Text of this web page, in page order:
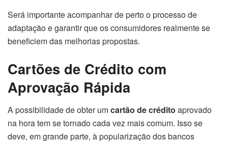
Será importante acompanhar de perto o processo de
adaptação e garantir que os consumidores realmente se
beneficiem das melhorias propostas.
Cartões de Crédito com
Aprovação Rápida
A possibilidade de obter umcartão de crédito aprovado
na hora tem se tornado cada vez mais comum. Isso se
deve, em grande parte, à popularização dos bancos